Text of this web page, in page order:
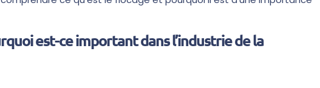
est-ce important dans l’industrie de la